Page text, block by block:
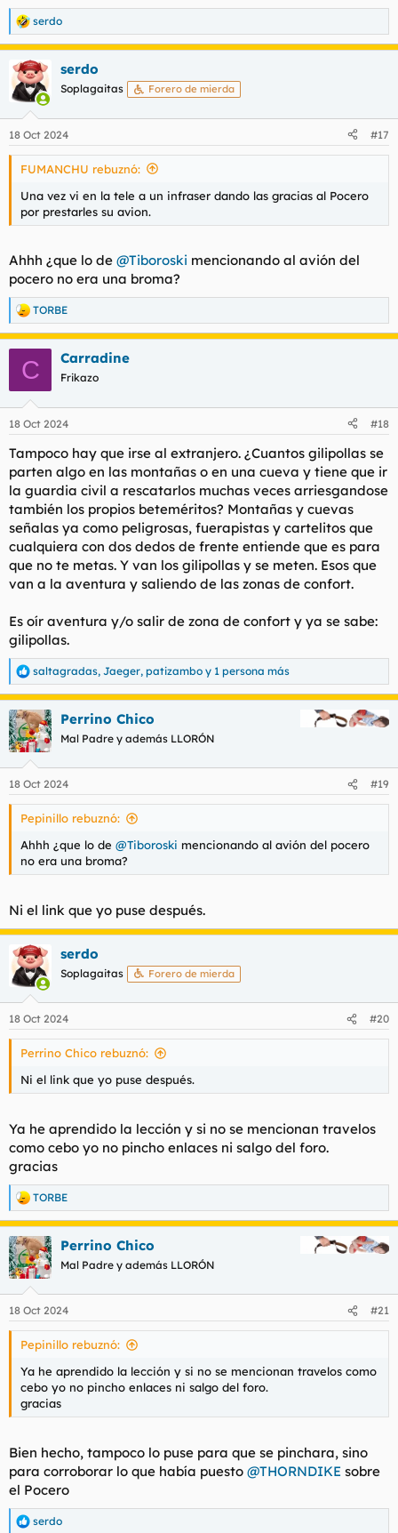
R
e
c
c
i
e
s
serdo
serdo
Soplagaitas Forero de mierda
18 Oct 2024 #17
FUMANCHU rebuznó:
Una vez vi en la tele a un infraser dando las gracias al Pocero
por prestarles su avion.
Ahhh ¿que lo de @Tiboroski mencionando al avión del
pocero no era una broma?
R
e
e
:
TORBE
C Carradine
Frikazo
18 Oct 2024 #18
Tampoco hay que irse al extranjero. ¿Cuantos gilipollas se
parten algo en las montañas o en una cueva y tiene que ir
la guardia civil a rescatarlos muchas veces arriesgandose
también los propios beteméritos? Montañas y cuevas
señalas ya como peligrosas, fuerapistas y cartelitos que
cualquiera con dos dedos de frente entiende que es para
que no te metas. Y van los gilipollas y se meten. Esos que
van a la aventura y saliendo de las zonas de confort.
Es oír aventura y/o salir de zona de confort y ya se sabe:
gilipollas.
R
e
a
c
c
i
e
s
saltagradas, Jaeger, patizambo y 1 persona más
Perrino Chico
Mal Padre y además LLORÓN
18 Oct 2024 #19
Pepinillo rebuznó:
Ahhh ¿que lo de @Tiboroski mencionando al avión del pocero
no era una broma?
Ni el link que yo puse después.
serdo
Soplagaitas Forero de mierda
18 Oct 2024 #20
Perrino Chico rebuznó:
Ni el link que yo puse después.
Ya he aprendido la lección y si no se mencionan travelos
como cebo yo no pincho enlaces ni salgo del foro.
gracias
R
e
a
c
c
i
e
s
TORBE
Perrino Chico
Mal Padre y además LLORÓN
18 Oct 2024 #21
Pepinillo rebuznó:
Ya he aprendido la lección y si no se mencionan travelos como
cebo yo no pincho enlaces ni salgo del foro.
gracias
Bien hecho, tampoco lo puse para que se pinchara, sino
para corroborar lo que había puesto @THORNDIKE sobre
el Pocero
R serdo